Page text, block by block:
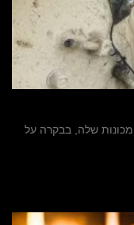
שלה, בבקרה על